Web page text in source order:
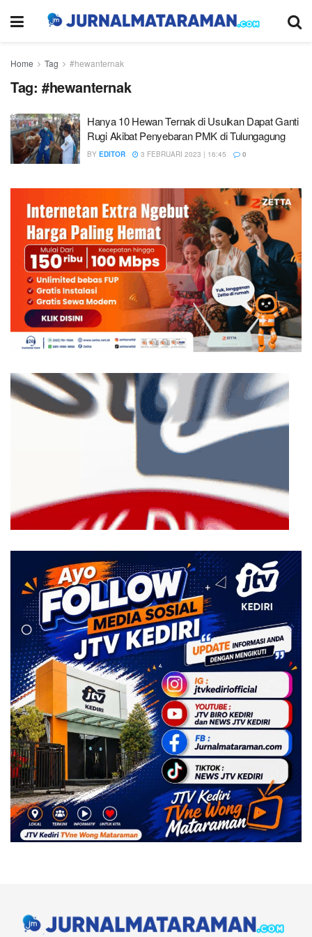
Home Tag #hewanternak
Tag: #hewanternak
Hanya 10 Hewan Ternak di Usulkan Dapat Ganti
Rugi Akibat Penyebaran PMK di Tulungagung
BY EDITOR 3 FEBRUARI 2023 | 16:45 0